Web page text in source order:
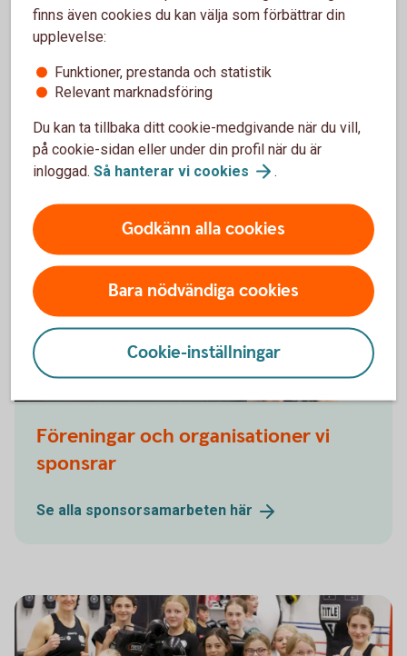
Kunderbjudande
Du som är kund i Skurups Sparbank är välkommen
att ta del av erbjudanden från några av de föreningar
vi sponsrar.
Se våra kunderbjudanden
Föreningar och organisationer vi
sponsrar
Se alla sponsorsamarbeten här
finns även cookies du kan välja som förbättrar din
upplevelse:
Funktioner, prestanda och statistik
Relevant marknadsföring
Du kan ta tillbaka ditt cookie-medgivande när du vill,
på cookie-sidan eller under din profil när du är
inloggad. Så hanterar vi cookies .
Godkänn alla cookies
Bara nödvändiga cookies
Cookie-inställningar